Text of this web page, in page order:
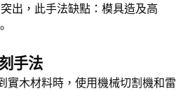
出，此手法缺點：模具造及高
手法
實木材料時，使用機械切割機和雷